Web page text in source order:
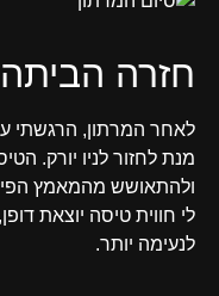
חזרה
לאחר המרתון, הרגשתי
מנת לחזור לניו יורק.
ולהתאושש מהמאמץ
לי חווית טיסה יוצאת
לנעימה יותר.